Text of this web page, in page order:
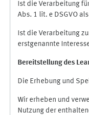
Ist die Verarbeitung
Abs. 1 lit. e DSGVO
Ist die Verarbeitung
erstgenannte
Bereitstellung des
Die Erhebung und
Wir erheben und
Nutzung der